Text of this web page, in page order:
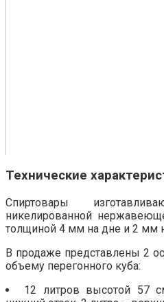
Технические
Спиртовары
никелированной
толщиной 4 мм на дне и 2 мм
В продаже представлены 2
объему перегонного куба:
12 литров высотой 57